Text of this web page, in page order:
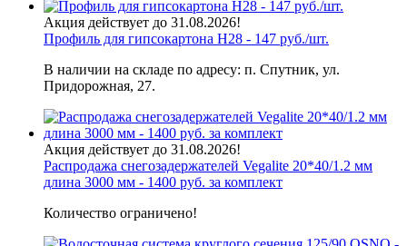
Акция действует до 31.08.2026!
Профиль для гипсокартона H28 - 147 руб./шт.
В наличии на складе по адресу: п. Спутник, ул.
Придорожная, 27.
Акция действует до 31.08.2026!
Распродажа снегозадержателей Vegalite 20*40/1.2 мм
длина 3000 мм - 1400 руб. за комплект
Количество ограничено!